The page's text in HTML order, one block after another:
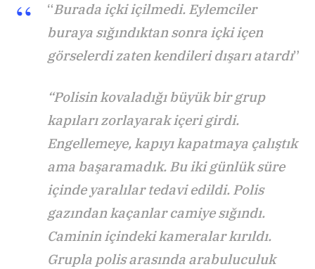
“Burada içki içilmedi. Eylemciler
buraya sığındıktan sonra içki içen
görselerdi zaten kendileri dışarı atardı”
“Polisin kovaladığı büyük bir grup
kapıları zorlayarak içeri girdi.
Engellemeye, kapıyı kapatmaya çalıştık
ama başaramadık. Bu iki günlük süre
içinde yaralılar tedavi edildi. Polis
gazından kaçanlar camiye sığındı.
Caminin içindeki kameralar kırıldı.
Grupla polis arasında arabuluculuk